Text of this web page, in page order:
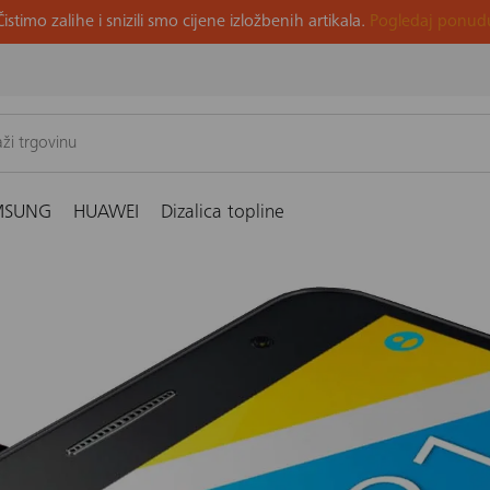
zalihe i snizili smo cijene izložbenih artikala. Pogledaj
HUAWEI Dizalica topline